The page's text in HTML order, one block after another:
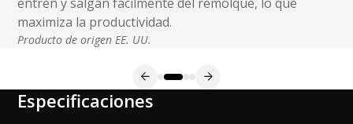
maximiza la productividad.
Producto de origen EE. UU.
Especificaciones